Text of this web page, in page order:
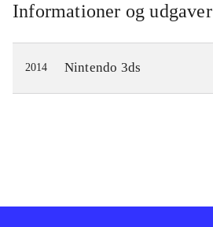
Informationer og udgaver
2014 Nintendo 3ds